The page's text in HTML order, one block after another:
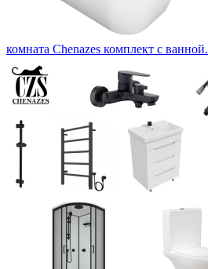
комната Chenazes комплект с ванной.